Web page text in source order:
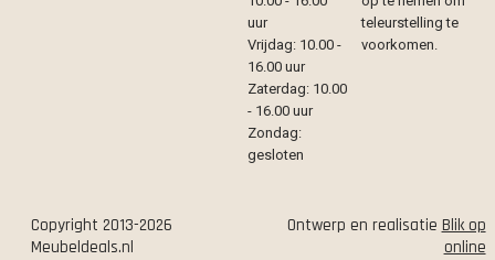
uur
Vrijdag: 10.00 -
16.00 uur
Zaterdag: 10.00
- 16.00 uur
Zondag:
gesloten
teleurstelling te
voorkomen.
Copyright 2013-2026
Meubeldeals.nl
Ontwerp en realisatie Blik op
online